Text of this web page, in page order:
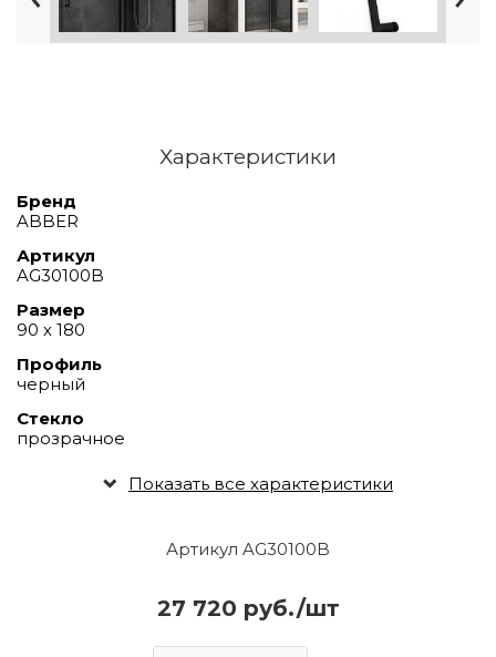
Артикул AG30100B
27 720 руб./шт
Характеристики
Бренд
ABBER
Артикул
AG30100B
Размер
90 х 180
Профиль
черный
Стекло
прозрачное
Показать все характеристики